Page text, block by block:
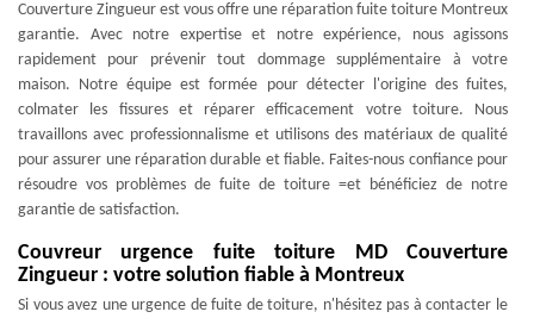
Couverture Zingueur est vous offre une réparation fuite toiture Montreux
garantie. Avec notre expertise et notre expérience, nous agissons
rapidement pour prévenir tout dommage supplémentaire à votre
maison. Notre équipe est formée pour détecter l'origine des fuites,
colmater les fissures et réparer efficacement votre toiture. Nous
travaillons avec professionnalisme et utilisons des matériaux de qualité
pour assurer une réparation durable et fiable. Faites-nous confiance pour
résoudre vos problèmes de fuite de toiture =et bénéficiez de notre
garantie de satisfaction.
Couvreur urgence fuite toiture MD Couverture
Zingueur : votre solution fiable à Montreux
Si vous avez une urgence de fuite de toiture, n'hésitez pas à contacter le